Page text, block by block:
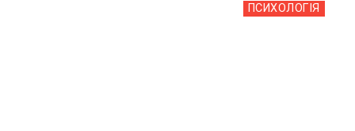
ПСИХОЛОГІЯ